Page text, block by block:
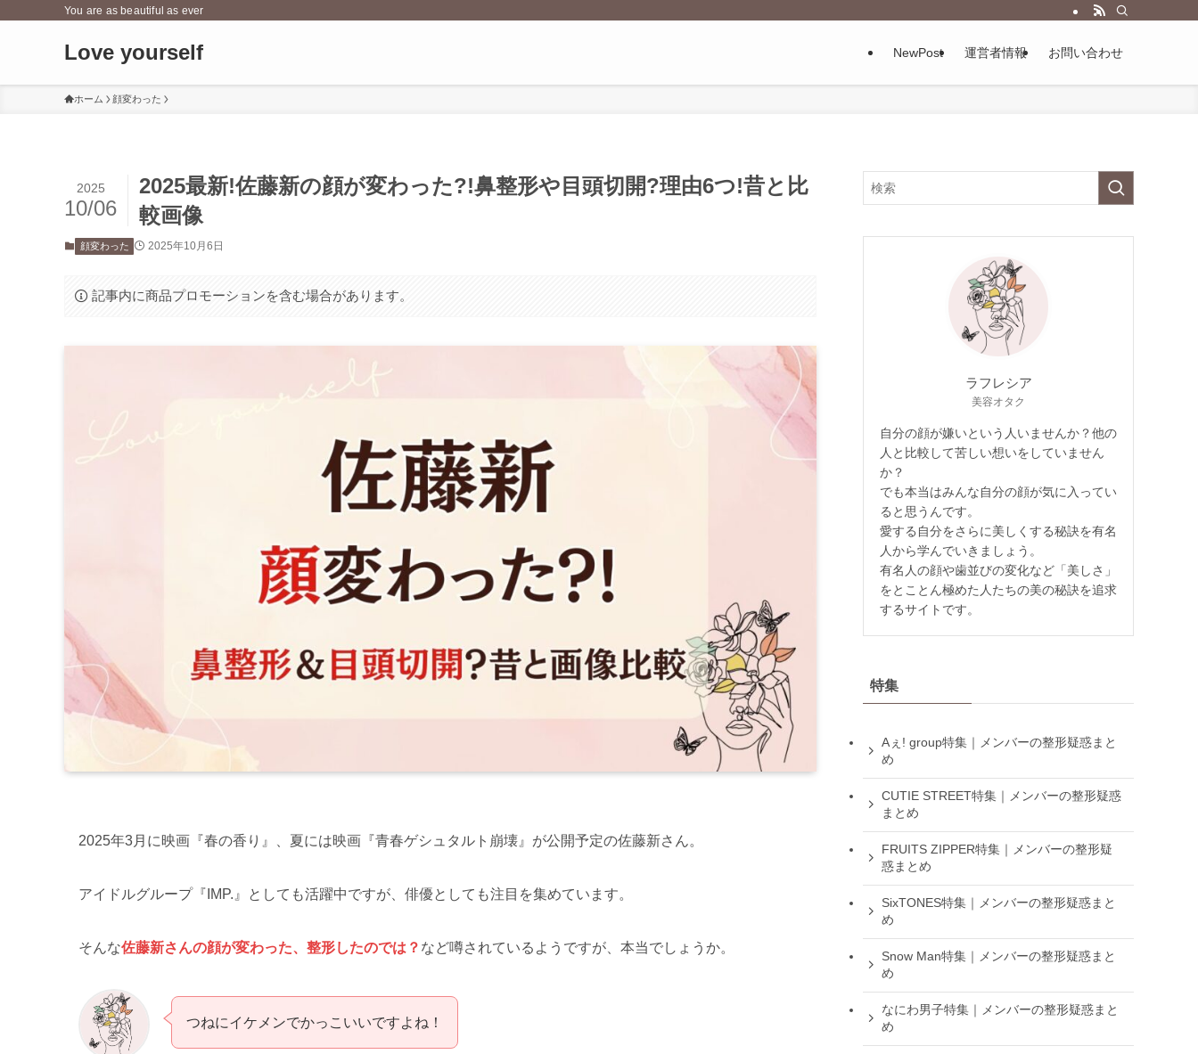
You are as beautiful as ever
Love yourself NewPost 運営者情報 お問い合わせ
ホーム 顔変わった
2025最新!佐藤新の顔が変わった?!鼻整形や目頭切開?理由6つ!昔と比
較画像
2025
10/06
顔変わった 2025年10月6日
記事内に商品プロモーションを含む場合があります。
2025年3月に映画『春の香り』、夏には映画『青春ゲシュタルト崩壊』が公開予定の佐藤新さん。
アイドルグループ『IMP.』としても活躍中ですが、俳優としても注目を集めています。
そんな佐藤新さんの顔が変わった、整形したのでは？ など噂されているようですが、本当でしょうか。
つねにイケメンでかっこいいですよね！
ラフレシア
美容オタク
自分の顔が嫌いという人いませんか？他の
人と比較して苦しい想いをしていません
か？
でも本当はみんな自分の顔が気に入ってい
ると思うんです。
愛する自分をさらに美しくする秘訣を有名
人から学んでいきましょう。
有名人の顔や歯並びの変化など「美しさ」
をとことん極めた人たちの美の秘訣を追求
するサイトです。
特集
Aぇ! group特集｜メンバーの整形疑惑まと
め
CUTIE STREET特集｜メンバーの整形疑惑
まとめ
FRUITS ZIPPER特集｜メンバーの整形疑
惑まとめ
SixTONES特集｜メンバーの整形疑惑まと
め
Snow Man特集｜メンバーの整形疑惑まと
め
なにわ男子特集｜メンバーの整形疑惑まと
め